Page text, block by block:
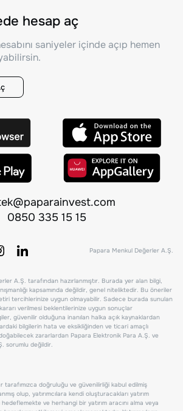
hesap aç
saniyeler içinde açıp hemen
0850 335 15 15
Papara Menkul Değerler A.Ş.
A.Ş. tarafından hazırlanmıştır. Burada yer alan bilgi,
kapsamında değildir, genel niteliktedir. Bu öneriler
tercihlerinize uygun olmayabilir. Sadece burada sunulan
verilmesi beklentilerinize uygun sonuçlar
güvenilir olduğuna inanılan halka açık kaynaklardan
bilgilerin hata ve eksikliğinden ve ticari amaçlı
zararlardan Papara Elektronik Para A.Ş. ve
sorumlu değildir.
doğruluğu ve güvenilirliği kabul edilmiş
olup, yatırımcılara kendi oluşturacakları yatırım
hedeflemekte ve herhangi bir yatırım aracını alma veya